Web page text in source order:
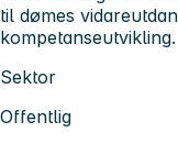
til dømes
kompetanseutvikling.
Sektor
Offentlig